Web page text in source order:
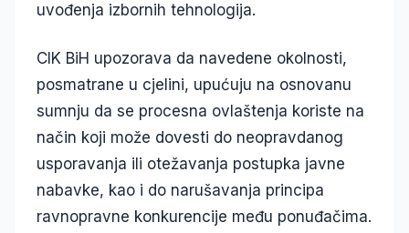
uvođenja izbornih tehnologija.
CIK BiH upozorava da navedene okolnosti,
posmatrane u cjelini, upućuju na osnovanu
sumnju da se procesna ovlaštenja koriste na
način koji može dovesti do neopravdanog
usporavanja ili otežavanja postupka javne
nabavke, kao i do narušavanja principa
ravnopravne konkurencije među ponuđačima.